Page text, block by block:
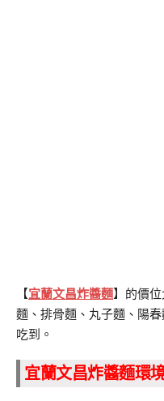
【宜蘭文昌炸醬麵】的價
麵、排骨麵、丸子麵、陽
吃到。
宜蘭文昌炸醬麵環